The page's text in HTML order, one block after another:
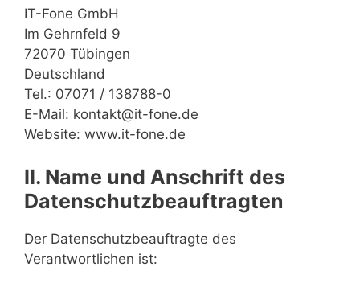
IT-Fone GmbH
Im Gehrnfeld 9
72070 Tübingen
Deutschland
Tel.: 07071 / 138788-0
E-Mail: kontakt@it-fone.de
Website: www.it-fone.de
II. Name und Anschrift des
Datenschutzbeauftragten
Der Datenschutzbeauftragte des
Verantwortlichen ist: